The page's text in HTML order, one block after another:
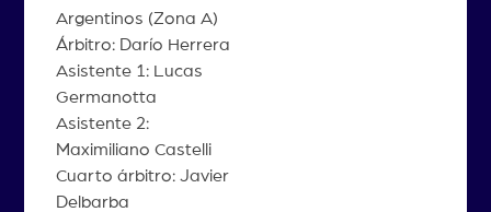
Argentinos (Zona A)
Árbitro: Darío Herrera
Asistente 1: Lucas
Germanotta
Asistente 2:
Maximiliano Castelli
Cuarto árbitro: Javier
Delbarba